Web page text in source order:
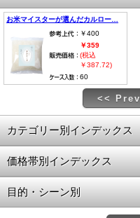
お米マイスターが選んだカルロー…
￥400
￥359
(税込
￥387.72)
60
<< Prev
カテゴリー別インデックス
価格帯別インデックス
目的・シーン別